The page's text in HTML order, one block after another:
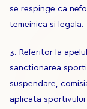
se respinge ca
temeinica si legala.
3. Referitor la
sanctionarea
suspendare,
aplicata sportivului